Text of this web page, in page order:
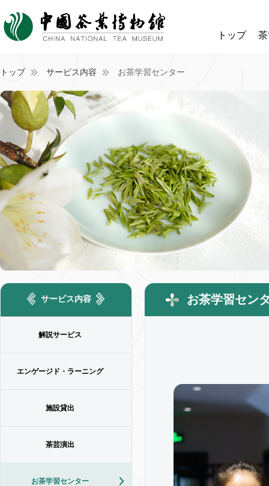
トップ
トップ サービス内容 お茶学習センター
サービス内容
解説サービス
エンゲージド・ラーニング
施設貸出
茶芸演出
お茶学習センター
お茶学習セン